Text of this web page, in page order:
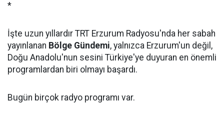
*
İşte uzun yıllardır TRT Erzurum Radyosu'nda her sabah
yayınlanan Bölge Gündemi, yalnızca Erzurum'un değil,
Doğu Anadolu'nun sesini Türkiye'ye duyuran en önemli
programlardan biri olmayı başardı.
Bugün birçok radyo programı var.